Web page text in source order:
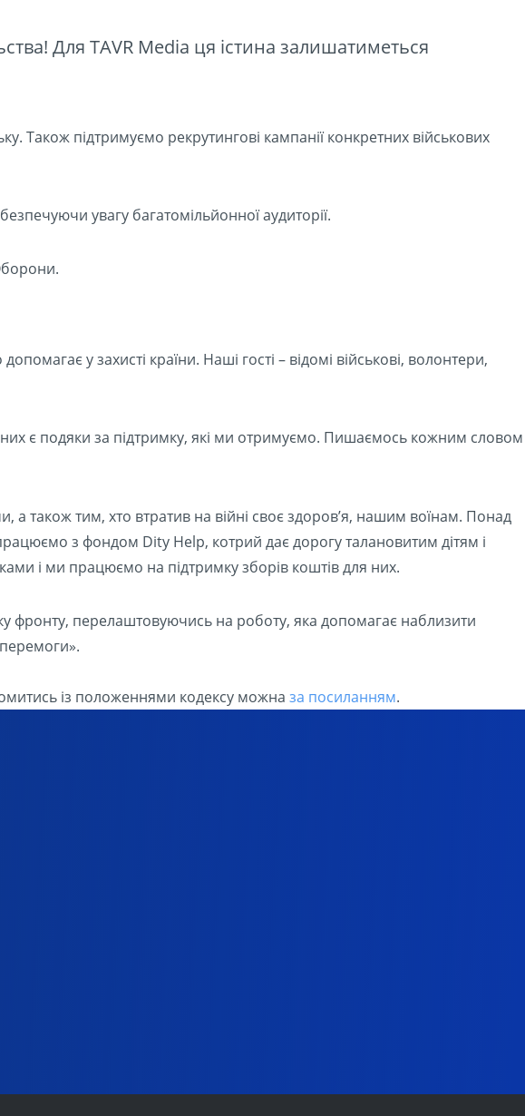
Для TAVR Media ця істина залишатиметься
підтримуємо рекрутингові кампанії конкретних військових
увагу багатомільйонної аудиторії.
у захисті країни. Наші гості – відомі військові, волонтери,
є подяки за підтримку, які ми отримуємо. Пишаємось кожним словом
а також тим, хто втратив на війні своє здоров’я, нашим воїнам. Понад
з фондом Dity Help, котрий дає дорогу талановитим дітям і
і ми працюємо на підтримку зборів коштів для них.
фронту, перелаштовуючись на роботу, яка допомагає наблизити
із положеннями кодексу можна за посиланням.